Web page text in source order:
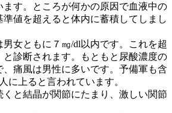
す。ところが何かの原因で血液中の
準値を超えると体内に蓄積してしまし
女ともに７㎎/dl以内です。これを超
と診断されます。もともと尿酸濃度の
痛風は男性に多いです。予備軍も含
に上ると言われています。
くと結晶が関節にたまり、激しい関節